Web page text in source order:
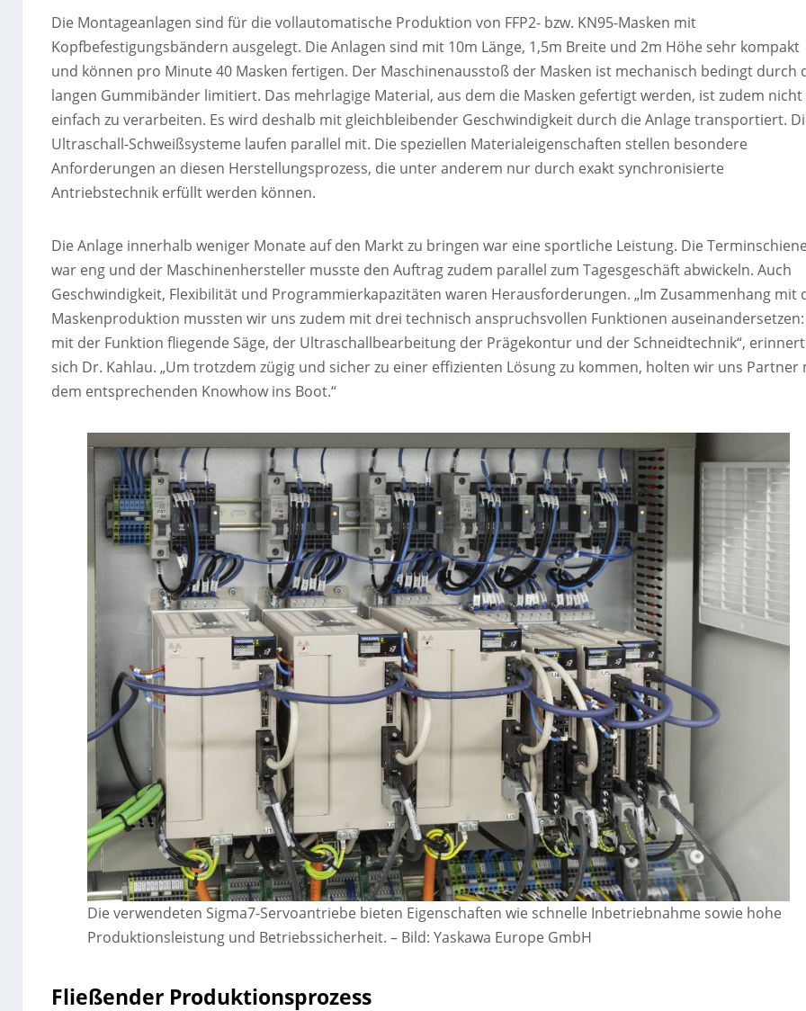
Die Montageanlagen sind für die vollautomatische Produktion von FFP2- bzw. KN95-Masken mit
Kopfbefestigungsbändern ausgelegt. Die Anlagen sind mit 10m Länge, 1,5m Breite und 2m Höhe sehr kompakt
und können pro Minute 40 Masken fertigen. Der Maschinenausstoß der Masken ist mechanisch bedingt durch
langen Gummibänder limitiert. Das mehrlagige Material, aus dem die Masken gefertigt werden, ist zudem nicht
einfach zu verarbeiten. Es wird deshalb mit gleichbleibender Geschwindigkeit durch die Anlage transportiert.
Ultraschall-Schweißsysteme laufen parallel mit. Die speziellen Materialeigenschaften stellen besondere
Anforderungen an diesen Herstellungsprozess, die unter anderem nur durch exakt synchronisierte
Antriebstechnik erfüllt werden können.
Die Anlage innerhalb weniger Monate auf den Markt zu bringen war eine sportliche Leistung. Die Terminschiene
war eng und der Maschinenhersteller musste den Auftrag zudem parallel zum Tagesgeschäft abwickeln. Auch
Geschwindigkeit, Flexibilität und Programmierkapazitäten waren Herausforderungen. „Im Zusammenhang mit
Maskenproduktion mussten wir uns zudem mit drei technisch anspruchsvollen Funktionen auseinandersetzen:
mit der Funktion fliegende Säge, der Ultraschallbearbeitung der Prägekontur und der Schneidtechnik“, erinnert
sich Dr. Kahlau. „Um trotzdem zügig und sicher zu einer effizienten Lösung zu kommen, holten wir uns Partner
dem entsprechenden Knowhow ins Boot.“
Die verwendeten Sigma7-Servoantriebe bieten Eigenschaften wie schnelle Inbetriebnahme sowie hohe
Produktionsleistung und Betriebssicherheit. – Bild: Yaskawa Europe GmbH
Fließender Produktionsprozess